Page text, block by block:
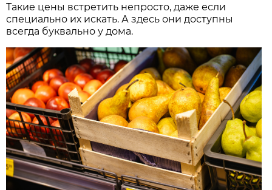
Такие цены встретить непросто, даже если
специально их искать. А здесь они доступны
всегда буквально у дома.